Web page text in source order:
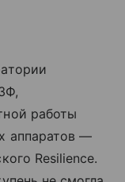
работы
аппаратов —
Resilience.